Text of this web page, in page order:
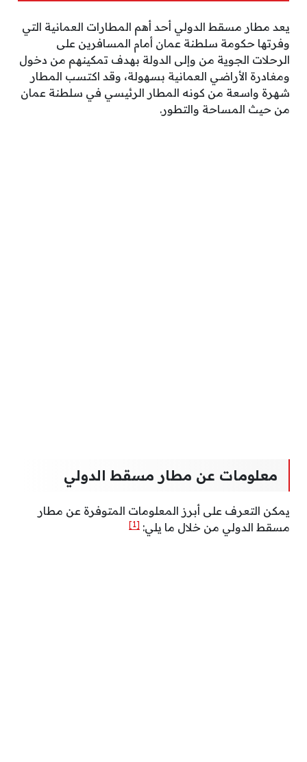
يعد مطار مسقط الدولي أحد أهم المطارات العمانية التي
وفرتها حكومة سلطنة عمان أمام المسافرين على
الرحلات الجوية من وإلى الدولة بهدف تمكينهم من دخول
ومغادرة الأراضي العمانية بسهولة، وقد اكتسب المطار
شهرة واسعة من كونه المطار الرئيسي في سلطنة عمان
من حيث المساحة والتطور.
معلومات عن مطار مسقط الدولي
يمكن التعرف على أبرز المعلومات المتوفرة عن مطار
مسقط الدولي من خلال ما يلي: [1]